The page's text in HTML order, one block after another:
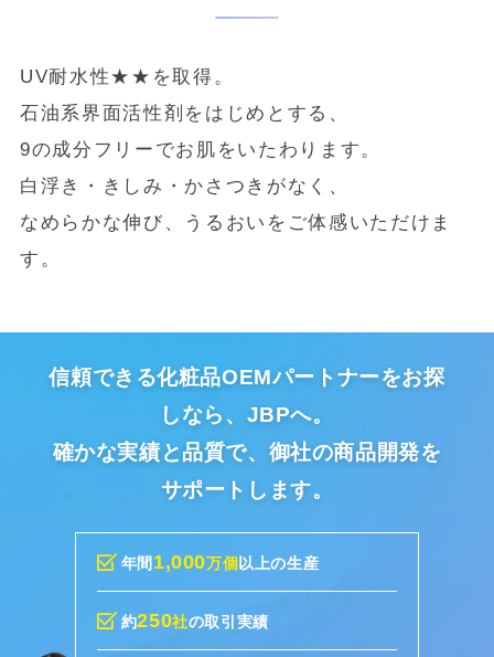
UV耐水性★★を取得。
石油系界面活性剤をはじめとする、
9の成分フリーでお肌をいたわります。
白浮き・きしみ・かさつきがなく、
なめらかな伸び、うるおいをご体感いただけま
す。
信頼できる化粧品OEMパートナーをお探
しなら、JBPへ。
確かな実績と品質で、御社の商品開発を
サポートします。
年間 1,000万個 以上の生産
約250社の取引実績